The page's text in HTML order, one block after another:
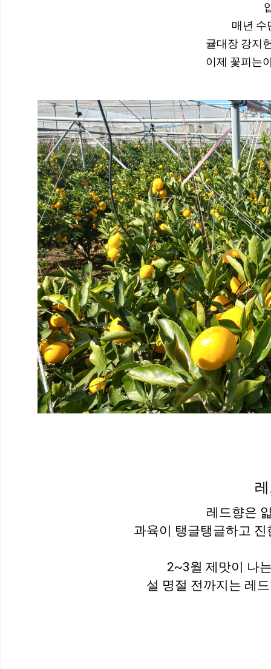
매년 수
귤대장 강지
이제 꽃피는
레드향은
과육이 탱글탱글하고
2~3월 제맛이 나
설 명절 전까지는 레